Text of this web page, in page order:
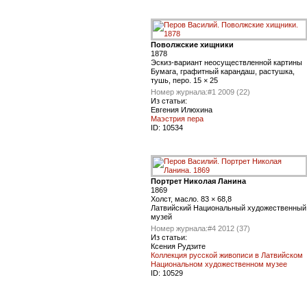
Поволжские хищники
1878
Эскиз-вариант неосуществленной картины
Бумага, графитный карандаш, растушка,
тушь, перо. 15 × 25
Номер журнала:#1 2009 (22)
Из статьи:
Евгения Илюхина
Маэстрия пера
ID: 10534
Портрет Николая Ланина
1869
Холст, масло. 83 × 68,8
Латвийский Национальный художественный
музей
Номер журнала:#4 2012 (37)
Из статьи:
Ксения Рудзите
Коллекция русской живописи в Латвийском
Национальном художественном музее
ID: 10529